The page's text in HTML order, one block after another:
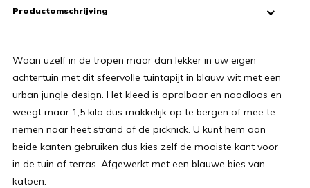
Productomschrijving
Waan uzelf in de tropen maar dan lekker in uw eigen
achtertuin met dit sfeervolle tuintapijt in blauw wit met een
urban jungle design. Het kleed is oprolbaar en naadloos en
weegt maar 1,5 kilo dus makkelijk op te bergen of mee te
nemen naar heet strand of de picknick. U kunt hem aan
beide kanten gebruiken dus kies zelf de mooiste kant voor
in de tuin of terras. Afgewerkt met een blauwe bies van
katoen.